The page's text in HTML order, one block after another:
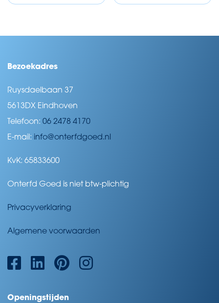
Bezoekadres
Ruysdaelbaan 37
5613DX Eindhoven
Telefoon: 06 2478 4170
E-mail: info@onterfdgoed.nl
KvK: 65833600
Onterfd Goed is niet btw-plichtig
Privacyverklaring
Algemene voorwaarden
Openingstijden